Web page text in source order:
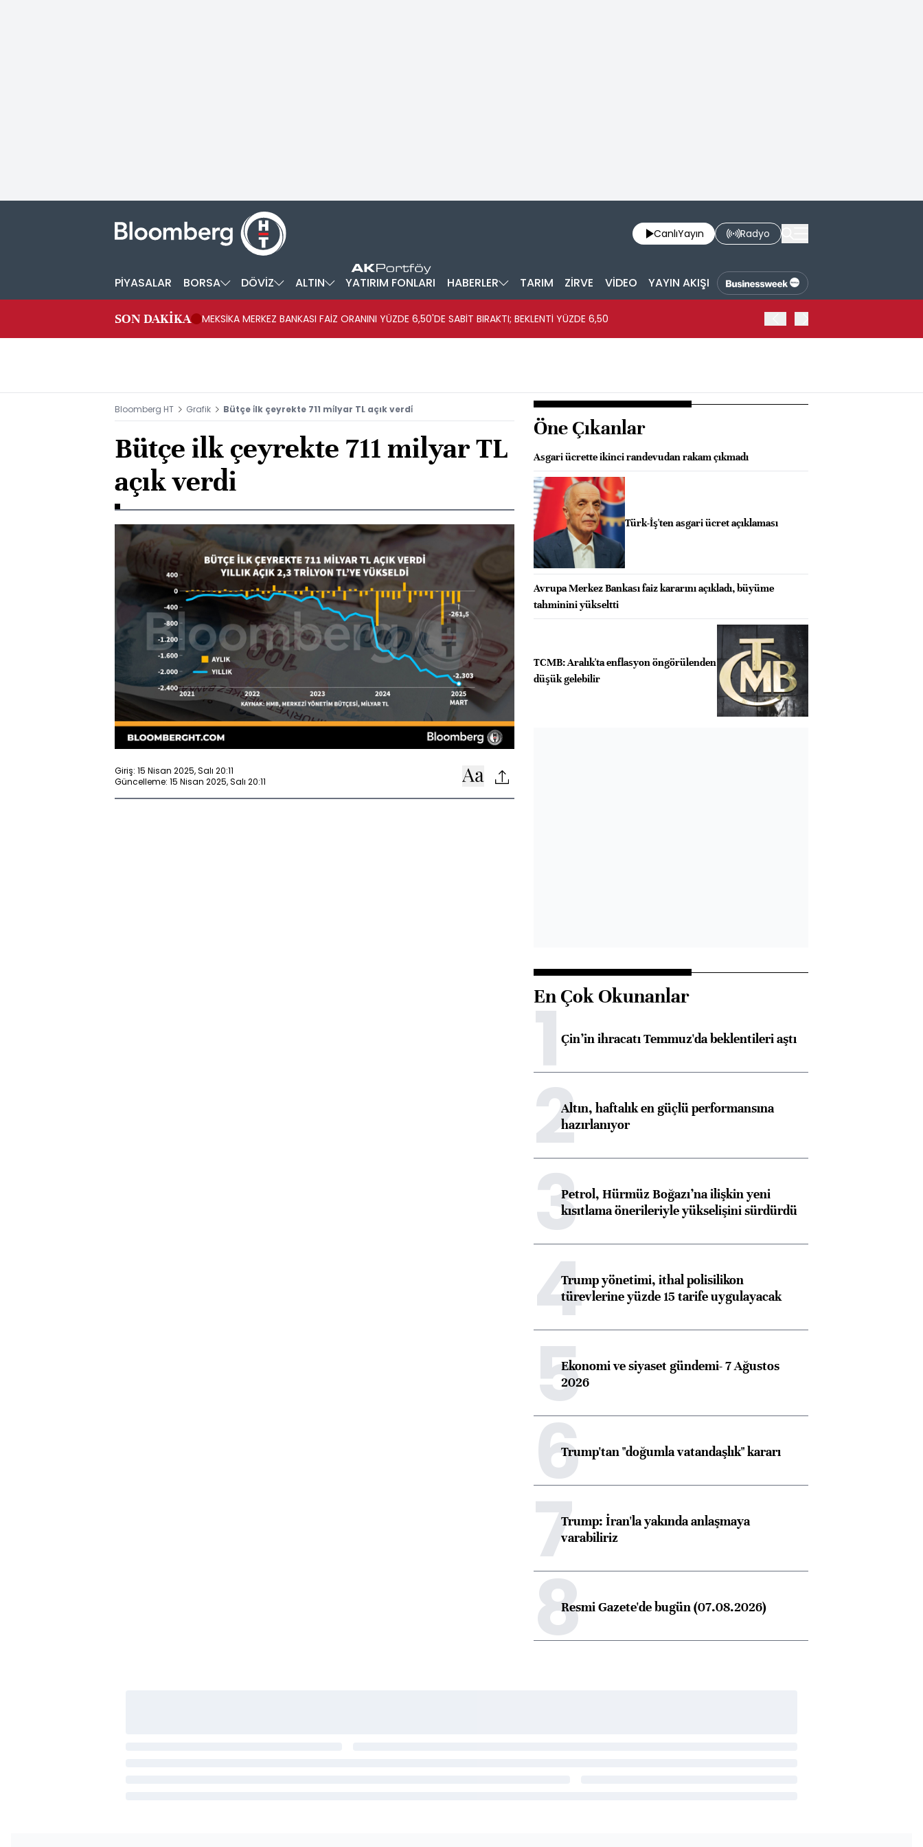
CanlıYayın Radyo
PİYASALAR BORSA DÖVİZ ALTIN YATIRIM FONLARI HABERLER TARIM ZİRVE VİDEO YAYIN AKIŞI
SON DAKİKA MEKSİKA MERKEZ BANKASI FAİZ ORANINI YÜZDE 6,50'DE SABİT BIRAKTI; BEKLENTİ YÜZDE 6,50
Bloomberg HT Grafik Bütçe i̇lk çeyrekte 711 mi̇lyar TL açık verdi̇
Bütçe ilk çeyrekte 711 milyar TL
açık verdi
Giriş: 15 Nisan 2025, Salı 20:11
Güncelleme: 15 Nisan 2025, Salı 20:11
Öne Çıkanlar
Asgari ücrette ikinci randevudan rakam çıkmadı
Türk-İş'ten asgari ücret açıklaması
Avrupa Merkez Bankası faiz kararını açıkladı, büyüme
tahminini yükseltti
TCMB: Aralık'ta enflasyon öngörülenden
düşük gelebilir
En Çok Okunanlar
1Çin’in ihracatı Temmuz'da beklentileri aştı
2Altın, haftalık en güçlü performansına
hazırlanıyor
3Petrol, Hürmüz Boğazı’na ilişkin yeni
kısıtlama önerileriyle yükselişini sürdürdü
4Trump yönetimi, ithal polisilikon
türevlerine yüzde 15 tarife uygulayacak
5Ekonomi ve siyaset gündemi- 7 Ağustos
2026
6Trump'tan "doğumla vatandaşlık" kararı
7Trump: İran'la yakında anlaşmaya
varabiliriz
8Resmi Gazete'de bugün (07.08.2026)